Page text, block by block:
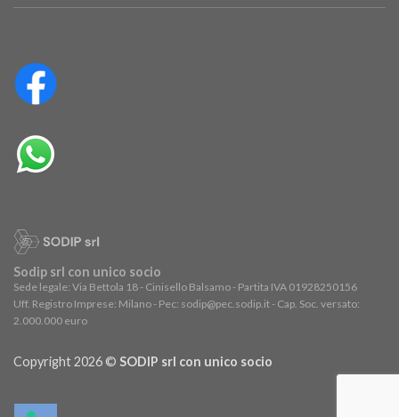
Sodip srl con unico socio
Sede legale: Via Bettola 18 - Cinisello Balsamo - Partita IVA 01928250156
Uff. Registro Imprese: Milano - Pec: sodip@pec.sodip.it - Cap. Soc. versato:
2.000.000 euro
Copyright 2026 © SODIP srl con unico socio